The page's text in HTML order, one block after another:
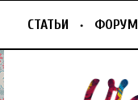
СТАТЬИ ФОРУМ